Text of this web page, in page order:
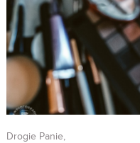
Drogie Panie,